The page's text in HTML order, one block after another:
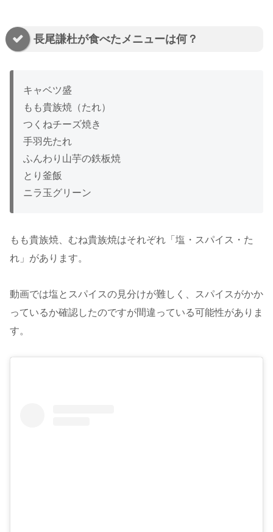
長尾謙杜が食べたメニューは何？
キャベツ盛
もも貴族焼（たれ）
つくねチーズ焼き
手羽先たれ
ふんわり山芋の鉄板焼
とり釜飯
ニラ玉グリーン
もも貴族焼、むね貴族焼はそれぞれ「塩・スパイス・た
れ」があります。
動画では塩とスパイスの見分けが難しく、スパイスがかか
っているか確認したのですが間違っている可能性がありま
す。